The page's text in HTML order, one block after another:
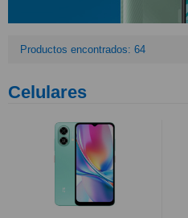
Productos encontrados: 64
Celulares